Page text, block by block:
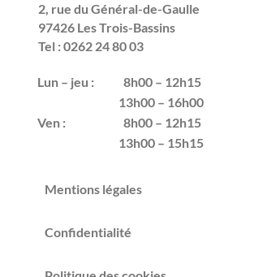
2, rue du Général-de-Gaulle
97426 Les Trois-Bassins
Tel : 0262 24 80 03
Lun – jeu :
8h00 – 12h15
13h00 – 16h00
Ven :
8h00 – 12h15
13h00 – 15h15
Mentions légales
Confidentialité